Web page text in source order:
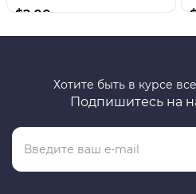
$2.00
Хотите быть в курсе
Подпишитесь на